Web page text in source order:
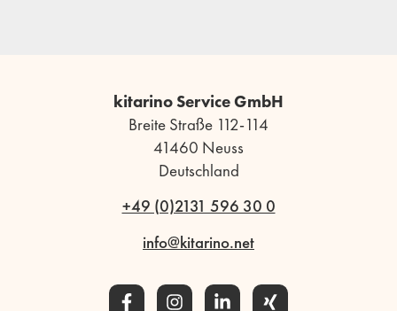
kitarino Service GmbH
Breite Straße 112-114
41460 Neuss
Deutschland
+49 (0)2131 596 30 0
info@kitarino.net